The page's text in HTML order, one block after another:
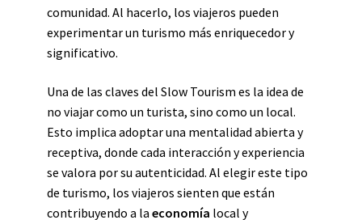
comunidad. Al hacerlo, los viajeros pueden
experimentar un turismo más enriquecedor y
significativo.
Una de las claves del Slow Tourism es la idea de
no viajar como un turista, sino como un local.
Esto implica adoptar una mentalidad abierta y
receptiva, donde cada interacción y experiencia
se valora por su autenticidad. Al elegir este tipo
de turismo, los viajeros sienten que están
contribuyendo a la economía local y